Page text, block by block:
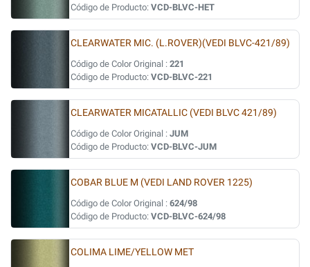
Código de Producto: VCD-BLVC-HET
CLEARWATER MIC. (L.ROVER)(VEDI BLVC-421/89)
Código de Color Original : 221
Código de Producto: VCD-BLVC-221
CLEARWATER MICATALLIC (VEDI BLVC 421/89)
Código de Color Original : JUM
Código de Producto: VCD-BLVC-JUM
COBAR BLUE M (VEDI LAND ROVER 1225)
Código de Color Original : 624/98
Código de Producto: VCD-BLVC-624/98
COLIMA LIME/YELLOW MET